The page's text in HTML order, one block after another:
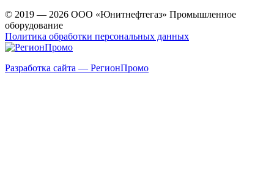
© 2019 — 2026 ООО «Юнитнефтегаз» Промышленное
оборудование
Политика обработки персональных данных
Разработка сайта — РегионПромо